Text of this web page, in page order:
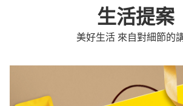
生活提案
美好生活 來自對細節的